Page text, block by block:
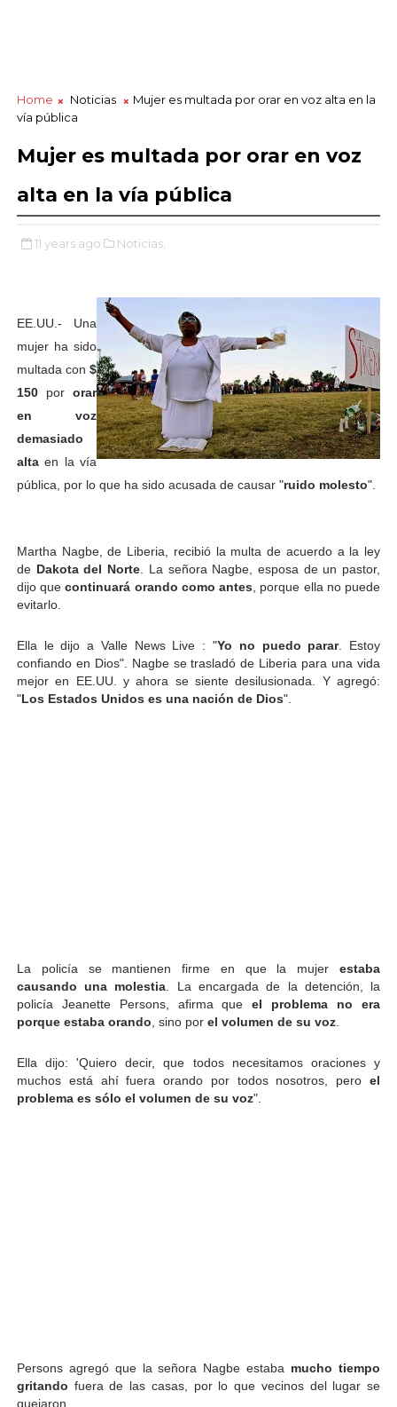
Home Noticias
Mujer es multada por orar en voz alta en la
vía pública
Mujer es multada por orar en voz
alta en la vía pública
11 years ago Noticias,
EE.UU.- Una
mujer ha sido
multada con$
150 pororar
en voz
demasiado
altaen la vía
pública, por lo que ha sido acusada de causar "ruido molesto".
Martha Nagbe, de Liberia, recibió la multa de acuerdo a la ley
de Dakota del Norte . La señora Nagbe, esposa de un pastor,
dijo quecontinuará orando como antes , porque ella no puede
evitarlo.
Ella le dijo a Valle News Live : "Yo no puedo parar. Estoy
confiando en Dios". Nagbe se trasladó de Liberia para una vida
mejor en EE.UU. y ahora se siente desilusionada. Y agregó:
"Los Estados Unidos es una nación de Dios".
La policía se mantienen firme en que la mujer estaba
causando una molestia . La encargada de la detención, la
policía Jeanette Persons, afirma que el problema no era
porque estaba orando , sino por el volumen de su voz.
Ella dijo: 'Quiero decir, que todos necesitamos oraciones y
muchos está ahí fuera orando por todos nosotros, peroel
problema es sólo el volumen de su voz".
Persons agregó que la señora Nagbe estaba mucho tiempo
gritando fuera de las casas, por lo que vecinos del lugar se
quejaron.